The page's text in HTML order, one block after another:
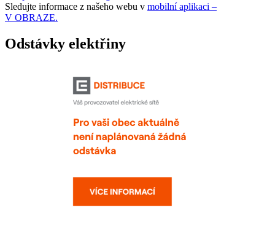
Sledujte informace z našeho webu v mobilní aplikaci –
V OBRAZE.
Odstávky elektřiny